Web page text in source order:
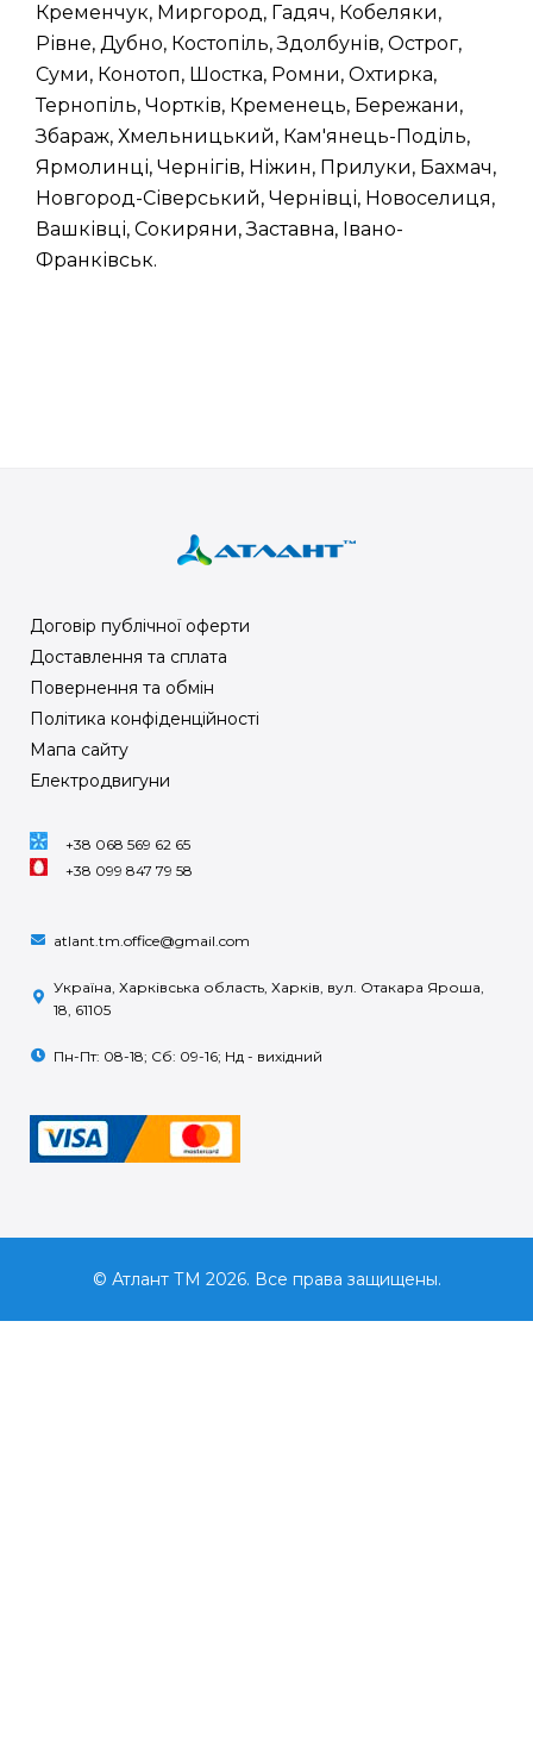
Кременчук, Миргород, Гадяч, Кобеляки,
Рівне, Дубно, Костопіль, Здолбунів, Острог,
Суми, Конотоп, Шостка, Ромни, Охтирка,
Тернопіль, Чортків, Кременець, Бережани,
Збараж, Хмельницький, Кам'янець-Поділь,
Ярмолинці, Чернігів, Ніжин, Прилуки, Бахмач,
Новгород-Сіверський, Чернівці, Новоселиця,
Вашківці, Сокиряни, Заставна, Івано-
Франківськ.
Договір публічної оферти
Доставлення та сплата
Повернення та обмін
Політика конфіденційності
Мапа сайту
Електродвигуни
+38 068 569 62 65
+38 099 847 79 58
atlant.tm.office@gmail.com
Україна, Харківська область, Харків, вул. Отакара Яроша,
18, 61105
Пн-Пт: 08-18; Сб: 09-16; Нд - вихідний
© Атлант ТМ 2026. Все права защищены.